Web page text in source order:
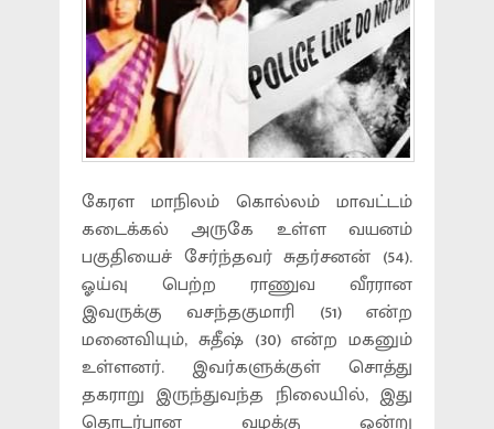
கேரள மாநிலம் கொல்லம் மாவட்டம்
கடைக்கல் அருகே உள்ள வயனம்
பகுதியைச் சேர்ந்தவர் சுதர்சனன் (54).
ஓய்வு பெற்ற ராணுவ வீரரான
இவருக்கு வசந்தகுமாரி (51) என்ற
மனைவியும், சுதீஷ் (30) என்ற மகனும்
உள்ளனர். இவர்களுக்குள் சொத்து
தகராறு இருந்துவந்த நிலையில், இது